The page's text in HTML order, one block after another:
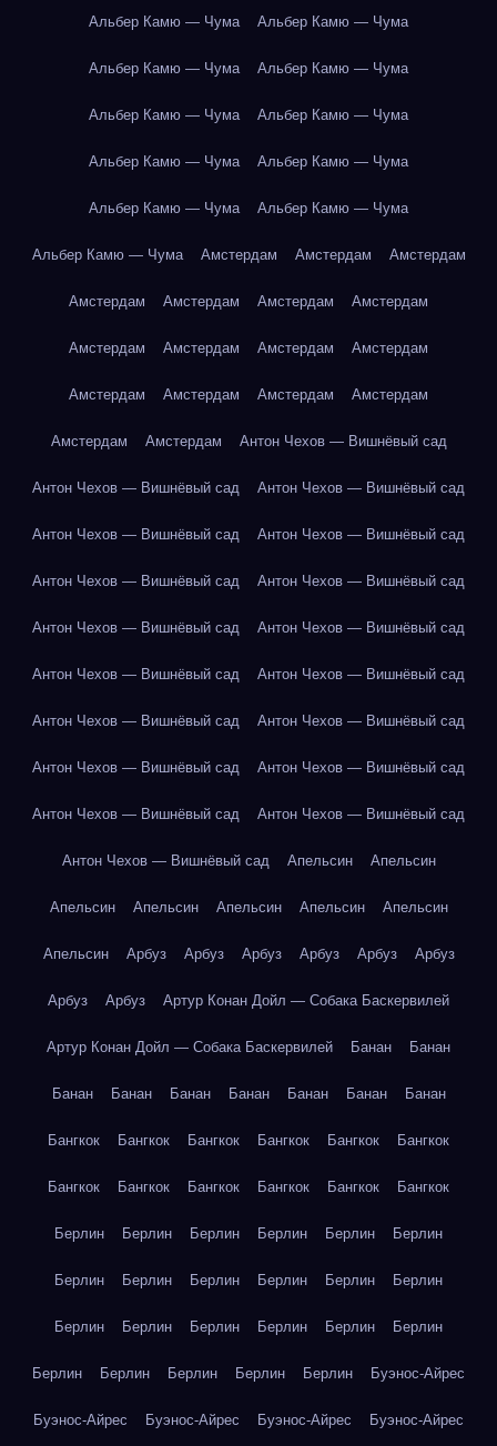
Альбер Камю — Чума Альбер Камю — Чума
Альбер Камю — Чума Альбер Камю — Чума
Альбер Камю — Чума Альбер Камю — Чума
Альбер Камю — Чума Альбер Камю — Чума
Альбер Камю — Чума Альбер Камю — Чума
Альбер Камю — Чума Амстердам Амстердам Амстердам
Амстердам Амстердам Амстердам Амстердам
Амстердам Амстердам Амстердам Амстердам
Амстердам Амстердам Амстердам Амстердам
Амстердам Амстердам Антон Чехов — Вишнёвый сад
Антон Чехов — Вишнёвый сад Антон Чехов — Вишнёвый сад
Антон Чехов — Вишнёвый сад Антон Чехов — Вишнёвый сад
Антон Чехов — Вишнёвый сад Антон Чехов — Вишнёвый сад
Антон Чехов — Вишнёвый сад Антон Чехов — Вишнёвый сад
Антон Чехов — Вишнёвый сад Антон Чехов — Вишнёвый сад
Антон Чехов — Вишнёвый сад Антон Чехов — Вишнёвый сад
Антон Чехов — Вишнёвый сад Антон Чехов — Вишнёвый сад
Антон Чехов — Вишнёвый сад Антон Чехов — Вишнёвый сад
Антон Чехов — Вишнёвый сад Апельсин Апельсин
Апельсин Апельсин Апельсин Апельсин Апельсин
Апельсин Арбуз Арбуз Арбуз Арбуз Арбуз Арбуз
Арбуз Арбуз Артур Конан Дойл — Собака Баскервилей
Артур Конан Дойл — Собака Баскервилей Банан Банан
Банан Банан Банан Банан Банан Банан Банан
Бангкок Бангкок Бангкок Бангкок Бангкок Бангкок
Бангкок Бангкок Бангкок Бангкок Бангкок Бангкок
Берлин Берлин Берлин Берлин Берлин Берлин
Берлин Берлин Берлин Берлин Берлин Берлин
Берлин Берлин Берлин Берлин Берлин Берлин
Берлин Берлин Берлин Берлин Берлин Буэнос-Айрес
Буэнос-Айрес Буэнос-Айрес Буэнос-Айрес Буэнос-Айрес